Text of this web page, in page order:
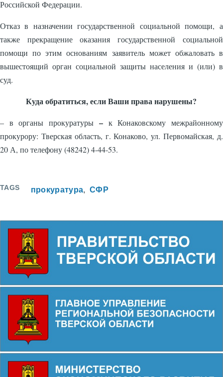
Российской Федерации.
Отказ в назначении государственной социальной помощи, а
также прекращение оказания государственной социальной
помощи по этим основаниям заявитель может обжаловать в
вышестоящий орган социальной защиты населения и (или) в
суд.
Куда обратиться, если Ваши права нарушены?
– в органы прокуратуры – к Конаковскому межрайонному
прокурору: Тверская область, г. Конаково, ул. Первомайская, д.
20 А, по телефону (48242) 4-44-53.
TAGS прокуратура СФР